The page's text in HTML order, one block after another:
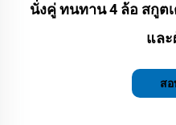
นั่งคู่ ทนทาน 4 ล้อ สกูต
และ
ส